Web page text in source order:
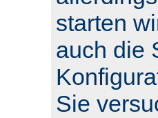
starten
auch die
Sie